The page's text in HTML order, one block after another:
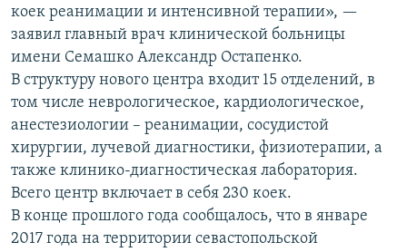
коек реанимации и интенсивной терапии», —
заявил главный врач клинической больницы
имени Семашко Александр Остапенко.
В структуру нового центра входит 15 отделений, в
том числе неврологическое, кардиологическое,
анестезиологии – реанимации, сосудистой
хирургии, лучевой диагностики, физиотерапии, а
также клинико-диагностическая лаборатория.
Всего центр включает в себя 230 коек.
В конце прошлого года сообщалось, что в январе
2017 года на территории севастопольской